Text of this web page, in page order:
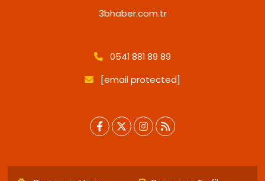
3bhaber.com.tr
0541 881 89 89
[email protected]